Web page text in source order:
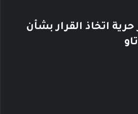
اتخاذ القرار بشأن